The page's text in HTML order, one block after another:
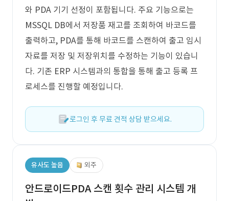
와 PDA 기기 선정이 포함됩니다. 주요 기능으로는
MSSQL DB에서 저장품 재고를 조회하여 바코드를
출력하고, PDA를 통해 바코드를 스캔하여 출고 임시
자료를 저장 및 저장위치를 수정하는 기능이 있습니
다. 기존 ERP 시스템과의 통합을 통해 출고 등록 프
로세스를 진행할 예정입니다.
로그인 후 무료 견적 상담 받으세요.
유사도 높음 외주
안드로이드PDA 스캔 횟수 관리 시스템 개